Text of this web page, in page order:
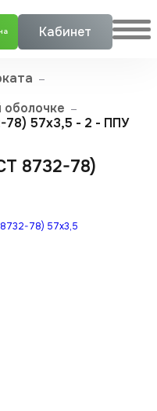
Кабинет
57x3,5 - 2 - ППУ
8732-78)